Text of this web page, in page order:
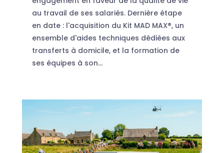
au travail de ses salariés. Dernière étape
en date : l'acquisition du Kit MAD MAX®, un
ensemble d'aides techniques dédiées aux
transferts à domicile, et la formation de
ses équipes à son...